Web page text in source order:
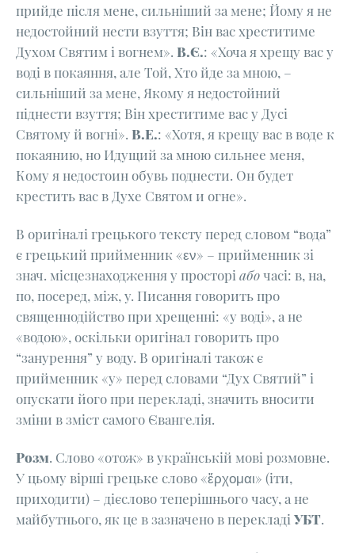
прийде після мене, сильніший за мене; Йому я не
недостойний нести взуття; Він вас хреститиме
Духом Святим і вогнем». В.Є.: «Хоча я хрещу вас у
воді в покаяння, але Той, Хто йде за мною, –
сильніший за мене, Якому я недостойний
піднести взуття; Він хреститиме вас у Дусі
Святому й вогні». В.Е.: «Хотя, я крещу вас в воде к
покаянию, но Идущий за мною сильнее меня,
Кому я недостоин обувь поднести. Он будет
крестить вас в Духе Святом и огне».
В оригіналі грецького тексту перед словом “вода”
є грецький прийменник «εν» – прийменник зі
знач. місцезнаходження у просторі абочасі: в, на,
по, посеред, між, у. Писання говорить про
священнодійство при хрещенні: «у воді», а не
«водою», оскільки оригінал говорить про
“занурення” у воду. В оригіналі також є
прийменник «у» перед словами “Дух Святий” і
опускати його при перекладі, значить вносити
зміни в зміст самого Євангелія.
Розм. Слово «отож» в українській мові розмовне.
У цьому вірші грецьке слово «ἔρχομαι» (іти,
приходити) – дієслово теперішнього часу, а не
майбутнього, як це в зазначено в перекладі УБТ.